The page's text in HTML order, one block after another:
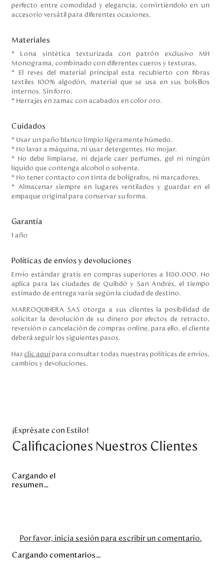
perfecto entre comodidad y elegancia, convirtiéndolo en un
accesorio versátil para diferentes ocasiones.
Materiales
* Lona sintética texturizada con patrón exclusivo MH
Monograma, combinado con diferentes cueros y texturas.
* El reves del material principal esta recubierto con fibras
textiles 100% algodón, material que se usa en sus bolsillos
internos. Sin forro.
* Herrajes en zamac con acabados en color oro.
Cuidados
* Usar un paño blanco limpio ligeramente húmedo.
* No lavar a máquina, ni usar detergentes. No mojar.
* No debe limpiarse, ni dejarle caer perfumes, gel ni ningún
líquido que contenga alcohol o solvente.
* No tener contacto con tinta de bolígrafos, ni marcadores.
* Almacenar siempre en lugares ventilados y guardar en el
empaque original para conservar su forma.
Garantía
1 año
Políticas de envíos y devoluciones
Envío estándar gratis en compras superiores a $150.000. No
aplica para las ciudades de Quibdó y San Andrés, el tiempo
estimado de entrega varía según la ciudad de destino.
MARROQUINERA SAS otorga a sus clientes la posibilidad de
solicitar la devolución de su dinero por efectos de retracto,
reversión o cancelación de compras online, para ello, el cliente
deberá seguir los siguientes pasos.
Haz clic aquí para consultar todas nuestras políticas de envíos,
cambios y devoluciones.
¡Exprésate con Estilo!
Calificaciones Nuestros Clientes
Cargando el
resumen…
Por favor, inicia sesión para escribir un comentario.
Cargando comentarios…